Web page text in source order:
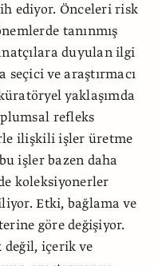
ediyor. Önceleri risk
tanınmış
duyulan ilgi
seçici ve araştırmacı
yaklaşımda
refleks
ilişkili işler üretme
işler bazen daha
koleksiyonerler
Etki, bağlama ve
göre değişiyor.
değil, içerik ve